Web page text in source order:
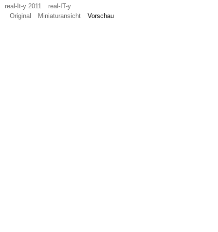
real-It-y 2011
real-IT-y
Original
Miniaturansicht Vorschau